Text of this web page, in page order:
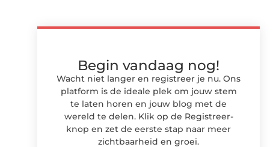
Begin vandaag nog!
Wacht niet langer en registreer je nu. Ons
platform is de ideale plek om jouw stem
te laten horen en jouw blog met de
wereld te delen. Klik op de Registreer-
knop en zet de eerste stap naar meer
zichtbaarheid en groei.